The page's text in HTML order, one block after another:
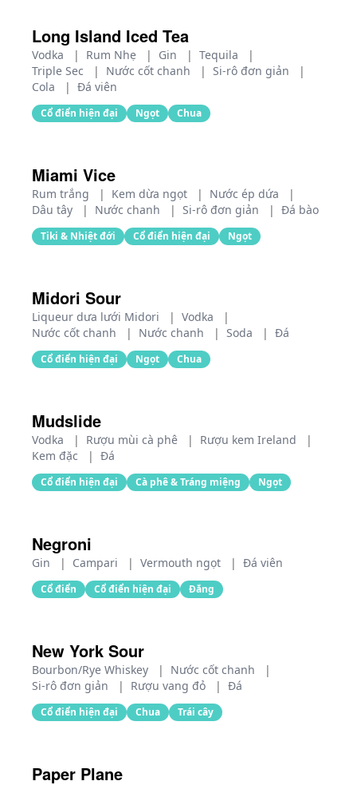
Long Island Iced Tea
Vodka | Rum Nhẹ | Gin | Tequila
|
Triple Sec
| Nước cốt chanh | Si-rô đơn giản
|
Cola
| Đá viên
Cổ điển hiện đại Ngọt Chua
Miami Vice
Rum trắng | Kem dừa ngọt | Nước ép dứa
|
Dâu tây
| Nước chanh | Si-rô đơn giản | Đá bào
Tiki & Nhiệt đới Cổ điển hiện đại Ngọt
Midori Sour
Liqueur dưa lưới Midori | Vodka
|
Nước cốt chanh
| Nước chanh | Soda | Đá
Cổ điển hiện đại Ngọt Chua
Mudslide
Vodka | Rượu mùi cà phê | Rượu kem Ireland
|
Kem đặc
| Đá
Cổ điển hiện đại Cà phê & Tráng miệng Ngọt
Negroni
Gin | Campari | Vermouth ngọt | Đá viên
Cổ điển Cổ điển hiện đại Đắng
New York Sour
Bourbon/Rye Whiskey | Nước cốt chanh
|
Si-rô đơn giản
| Rượu vang đỏ | Đá
Cổ điển hiện đại Chua Trái cây
Paper Plane